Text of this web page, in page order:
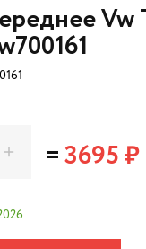
Vw
=3695 ₽